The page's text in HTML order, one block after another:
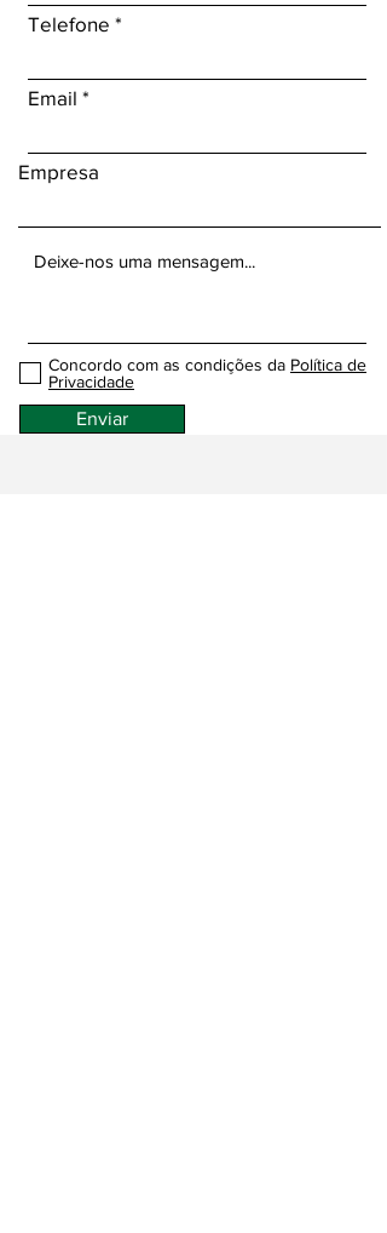
Telefone
Email
Empresa
Concordo com as condições da Política de
Privacidade
Enviar